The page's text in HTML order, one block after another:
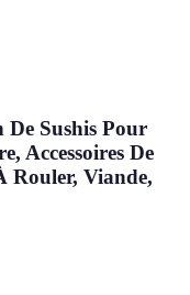
Sushis Pour
Accessoires De
Rouler, Viande,